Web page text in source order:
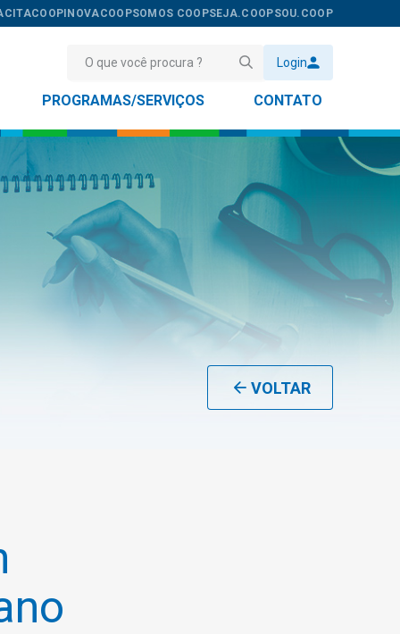
INOVACOOPSOMOS COOPSEJA.COOPSOU.COOP
Login
PROGRAMAS/SERVIÇOS CONTATO
VOLTAR